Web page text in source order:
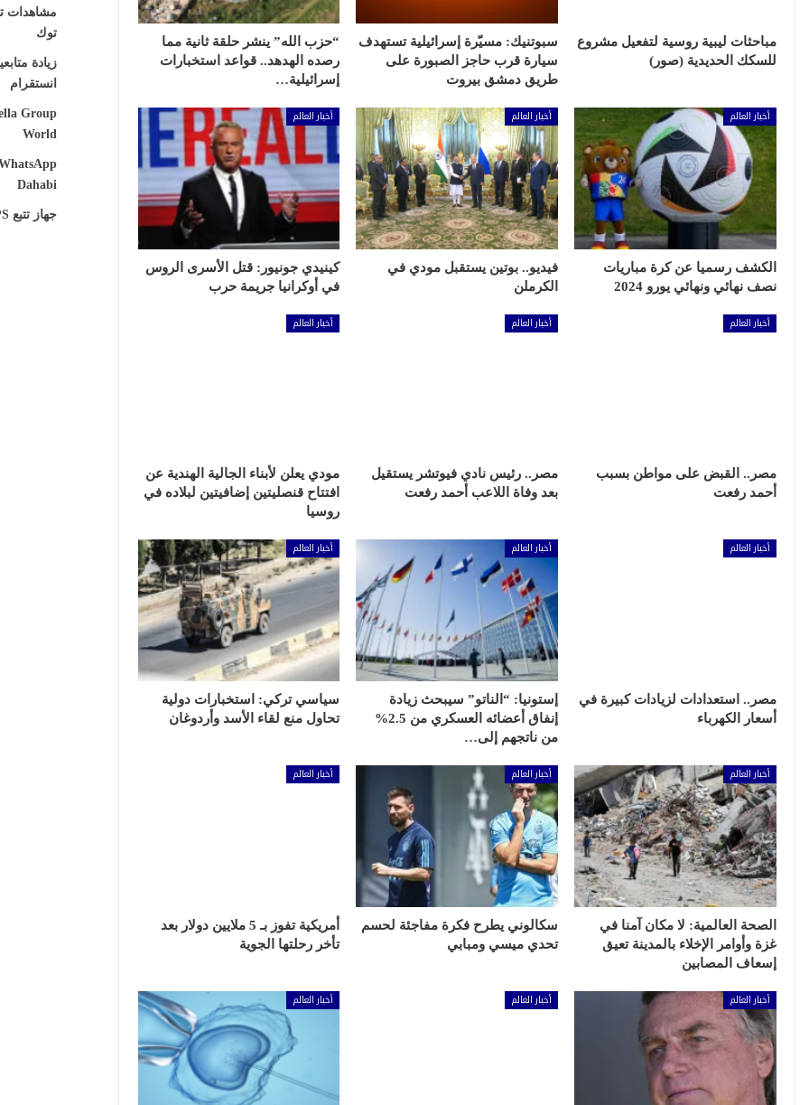
مباحثات ليبية روسية لتفعيل مشروع
للسكك الحديدية (صور)
سبوتنيك: مسيّرة إسرائيلية تستهدف
سيارة قرب حاجز الصبورة على
طريق دمشق بيروت
“حزب الله” ينشر حلقة ثانية مما
رصده الهدهد.. قواعد استخبارات
إسرائيلية…
أخبار العالم
الكشف رسميا عن كرة مباريات
نصف نهائي ونهائي يورو 2024
أخبار العالم
فيديو.. بوتين يستقبل مودي في
الكرملن
أخبار العالم
كينيدي جونيور: قتل الأسرى الروس
في أوكرانيا جريمة حرب
أخبار العالم
مصر.. القبض على مواطن بسبب
أحمد رفعت
أخبار العالم
مصر.. رئيس نادي فيوتشر يستقيل
بعد وفاة اللاعب أحمد رفعت
أخبار العالم
مودي يعلن لأبناء الجالية الهندية عن
افتتاح قنصليتين إضافيتين لبلاده في
روسيا
أخبار العالم
مصر.. استعدادات لزيادات كبيرة في
أسعار الكهرباء
أخبار العالم
إستونيا: “الناتو” سيبحث زيادة
إنفاق أعضائه العسكري من 2.5%
من ناتجهم إلى…
أخبار العالم
سياسي تركي: استخبارات دولية
تحاول منع لقاء الأسد وأردوغان
أخبار العالم
الصحة العالمية: لا مكان آمنا في
غزة وأوامر الإخلاء بالمدينة تعيق
إسعاف المصابين
أخبار العالم
سكالوني يطرح فكرة مفاجئة لحسم
تحدي ميسي ومبابي
أخبار العالم
أمريكية تفوز بـ 5 ملايين دولار بعد
تأخر رحلتها الجوية
أخبار العالم أخبار العالم أخبار العالم
مشاهدات
توك
زيادة
انستقرام
Group
World
Dahabi
جهاز تتبع GPS